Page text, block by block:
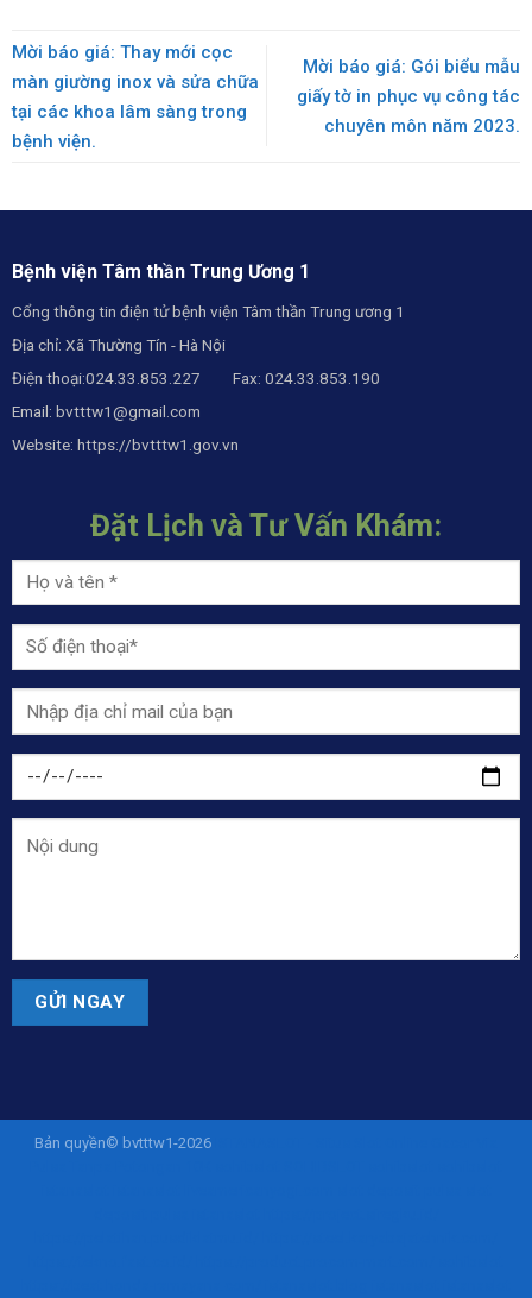
Mời báo giá: Thay mới cọc
màn giường inox và sửa chữa
tại các khoa lâm sàng trong
bệnh viện.
Mời báo giá: Gói biểu mẫu
giấy tờ in phục vụ công tác
chuyên môn năm 2023.
Bệnh viện Tâm thần Trung Ương 1
Cổng thông tin điện tử bệnh viện Tâm thần Trung ương 1
Địa chỉ: Xã Thường Tín - Hà Nội
Điện thoại:024.33.853.227 Fax: 024.33.853.190
Email: bvtttw1@gmail.com
Website: https://bvtttw1.gov.vn
Đặt Lịch và Tư Vấn Khám:
Bản quyền© bvtttw1-2026